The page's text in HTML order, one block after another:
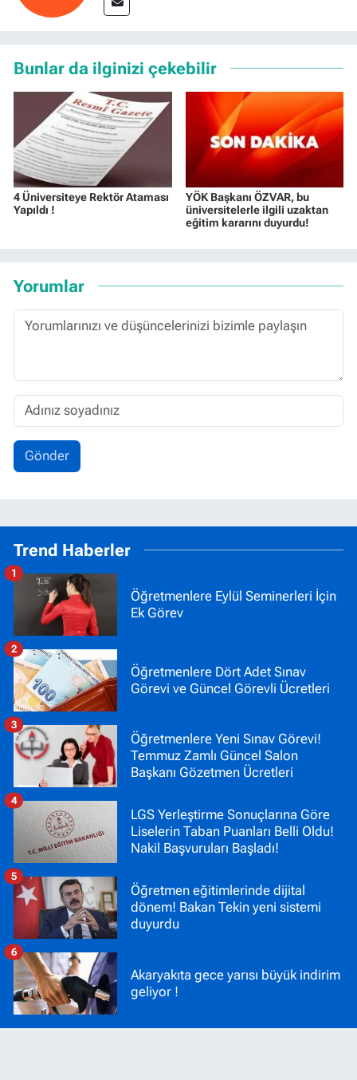
Bunlar da ilginizi çekebilir
4 Üniversiteye Rektör Ataması
Yapıldı !
YÖK Başkanı ÖZVAR, bu
üniversitelerle ilgili uzaktan
eğitim kararını duyurdu!
Yorumlar
Gönder
Trend Haberler
Öğretmenlere Eylül Seminerleri İçin
Ek Görev
1
Öğretmenlere Dört Adet Sınav
Görevi ve Güncel Görevli Ücretleri
2
Öğretmenlere Yeni Sınav Görevi!
Temmuz Zamlı Güncel Salon
Başkanı Gözetmen Ücretleri
3
LGS Yerleştirme Sonuçlarına Göre
Liselerin Taban Puanları Belli Oldu!
Nakil Başvuruları Başladı!
4
Öğretmen eğitimlerinde dijital
dönem! Bakan Tekin yeni sistemi
duyurdu
5
Akaryakıta gece yarısı büyük indirim
geliyor !
6